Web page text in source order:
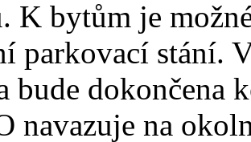
K bytům je
parkovací stání.
bude dokončena
navazuje na